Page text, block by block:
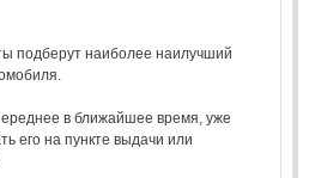
подберут наиболее наилучший
в ближайшее время, уже
его на пункте выдачи или